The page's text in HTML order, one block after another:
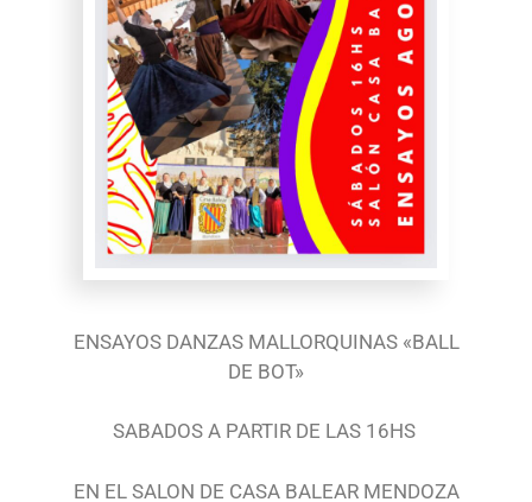
ENSAYOS DANZAS MALLORQUINAS «BALL
DE BOT»
SABADOS A PARTIR DE LAS 16HS
EN EL SALON DE CASA BALEAR MENDOZA